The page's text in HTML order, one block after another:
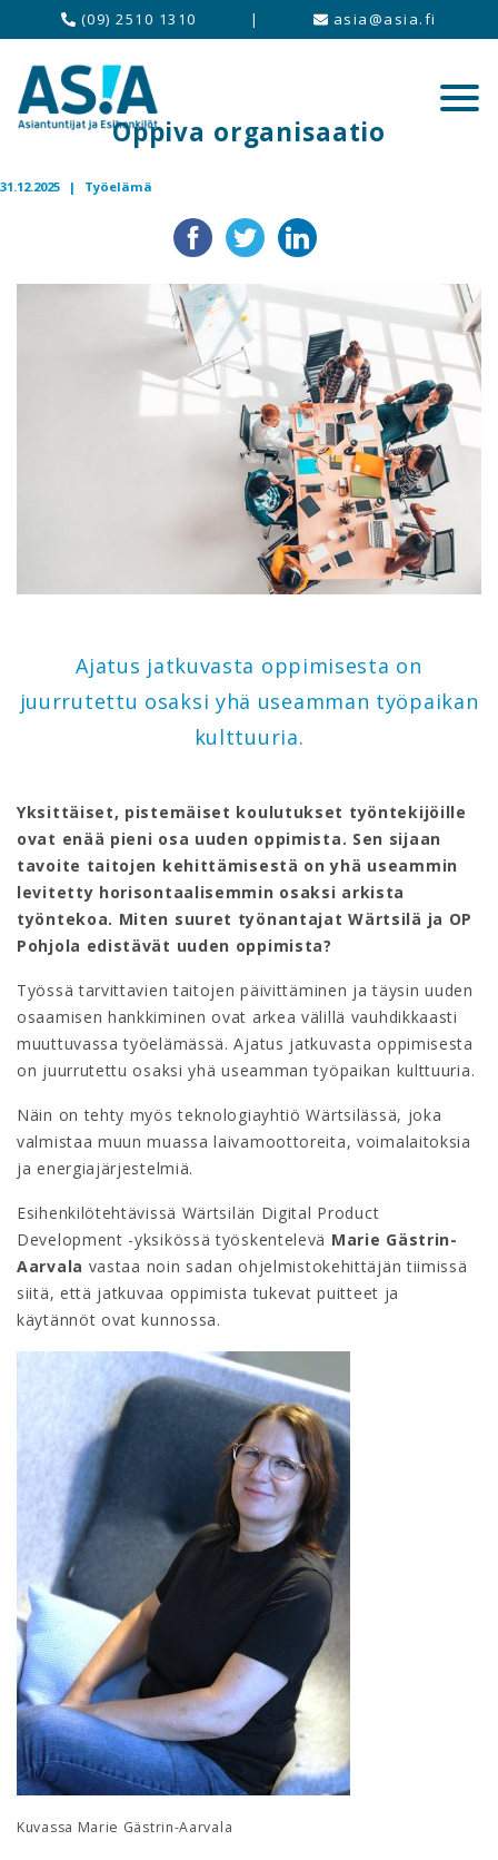
(09) 2510 1310 | asia@asia.fi
Oppiva organisaatio
31.12.2025 | Työelämä
Ajatus jatkuvasta oppimisesta on
juurrutettu osaksi yhä useamman työpaikan
kulttuuria.
Yksittäiset, pistemäiset koulutukset työntekijöille
ovat enää pieni osa uuden oppimista. Sen sijaan
tavoite taitojen kehittämisestä on yhä useammin
levitetty horisontaalisemmin osaksi arkista
työntekoa. Miten suuret työnantajat Wärtsilä ja OP
Pohjola edistävät uuden oppimista?
Työssä tarvittavien taitojen päivittäminen ja täysin uuden
osaamisen hankkiminen ovat arkea välillä vauhdikkaasti
muuttuvassa työelämässä. Ajatus jatkuvasta oppimisesta
on juurrutettu osaksi yhä useamman työpaikan kulttuuria.
Näin on tehty myös teknologiayhtiö Wärtsilässä, joka
valmistaa muun muassa laivamoottoreita, voimalaitoksia
ja energiajärjestelmiä.
Esihenkilötehtävissä Wärtsilän Digital Product
Development -yksikössä työskentelevä Marie Gästrin-
Aarvala vastaa noin sadan ohjelmistokehittäjän tiimissä
siitä, että jatkuvaa oppimista tukevat puitteet ja
käytännöt ovat kunnossa.
Kuvassa Marie Gästrin-Aarvala